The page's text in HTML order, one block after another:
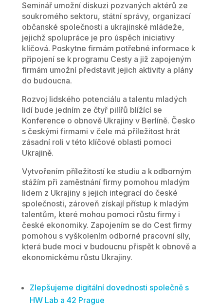
Seminář umožní diskuzi pozvaných aktérů ze
soukromého sektoru, státní správy, organizací
občanské společnosti a ukrajinské mládeže,
jejichž spolupráce je pro úspěch iniciativy
klíčová. Poskytne firmám potřebné informace k
připojení se k programu Cesty a již zapojeným
firmám umožní představit jejich aktivity a plány
do budoucna.
Rozvoj lidského potenciálu a talentu mladých
lidí bude jedním ze čtyř pilířů blížící se
Konference o obnově Ukrajiny v Berlíně. Česko
s českými firmami v čele má příležitost hrát
zásadní roli v této klíčové oblasti pomoci
Ukrajině.
Vytvořením příležitostí ke studiu a k odborným
stážím při zaměstnání firmy pomohou mladým
lidem z Ukrajiny s jejich integrací do české
společnosti, zároveň získají přístup k mladým
talentům, které mohou pomoci růstu firmy i
české ekonomiky. Zapojením se do Cest firmy
pomohou s vyškolením odborné pracovní síly,
která bude moci v budoucnu přispět k obnově a
ekonomickému růstu Ukrajiny.
Zlepšujeme digitální dovednosti společně s
HW Lab a 42 Prague